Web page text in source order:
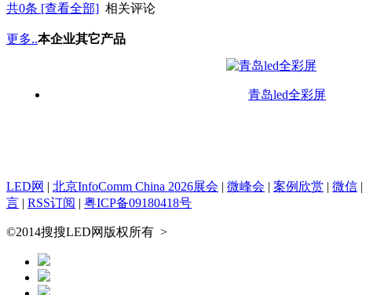
共0条 [查看全部] 相关评论
更多..本企业其它产品
青岛led全彩屏
LED网 北京InfoComm China 2026展会 微峰会 案例欣赏 微信
言
RSS订阅 粤ICP备09180418号
©2014搜搜LED网版权所有 >